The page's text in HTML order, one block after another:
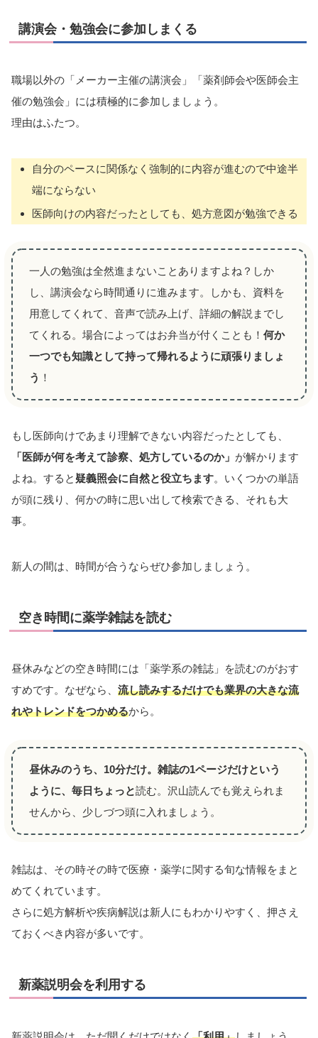
講演会・勉強会に参加しまくる
職場以外の「メーカー主催の講演会」「薬剤師会や医師会主
催の勉強会」には積極的に参加しましょう。
理由はふたつ。
自分のペースに関係なく強制的に内容が進むので中途半
端にならない
医師向けの内容だったとしても、処方意図が勉強できる
一人の勉強は全然進まないことありますよね？しか
し、講演会なら時間通りに進みます。しかも、資料を
用意してくれて、音声で読み上げ、詳細の解説までし
てくれる。場合によってはお弁当が付くことも！ 何か
一つでも知識として持って帰れるように頑張りましょ
う ！
もし医師向けであまり理解できない内容だったとしても、
「医師が何を考えて診察、処方しているのか」 が解かります
よね。すると疑義照会に自然と役立ちます。いくつかの単語
が頭に残り、何かの時に思い出して検索できる、それも大
事。
新人の間は、時間が合うならぜひ参加しましょう。
空き時間に薬学雑誌を読む
昼休みなどの空き時間には「薬学系の雑誌」を読むのがおす
すめです。なぜなら、 流し読みするだけでも業界の大きな流
れやトレンドをつかめるから。
昼休みのうち、10分だけ。雑誌の1ページだけという
ように、毎日ちょっと読む。沢山読んでも覚えられま
せんから、少しづつ頭に入れましょう。
雑誌は、その時その時で医療・薬学に関する旬な情報をまと
めてくれています。
さらに処方解析や疾病解説は新人にもわかりやすく、押さえ
ておくべき内容が多いです。
新薬説明会を利用する